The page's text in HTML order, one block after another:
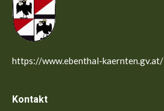
https://www.ebenthal-kaernten.gv.at/
Kontakt